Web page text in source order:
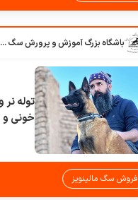
باشگاه بزرگ آموزش و پرورش سگ کوهرج کنل
توله
خونی و
فروش سگ مالینویز